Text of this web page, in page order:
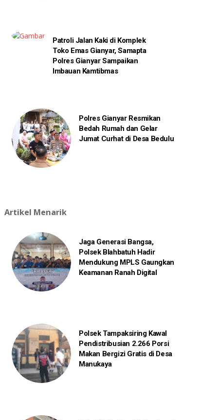
Patroli Jalan Kaki di Komplek
Toko Emas Gianyar, Samapta
Polres Gianyar Sampaikan
Imbauan Kamtibmas
Polres Gianyar Resmikan
Bedah Rumah dan Gelar
Jumat Curhat di Desa Bedulu
Artikel Menarik
Jaga Generasi Bangsa,
Polsek Blahbatuh Hadir
Mendukung MPLS Gaungkan
Keamanan Ranah Digital
Polsek Tampaksiring Kawal
Pendistribusian 2.266 Porsi
Makan Bergizi Gratis di Desa
Manukaya